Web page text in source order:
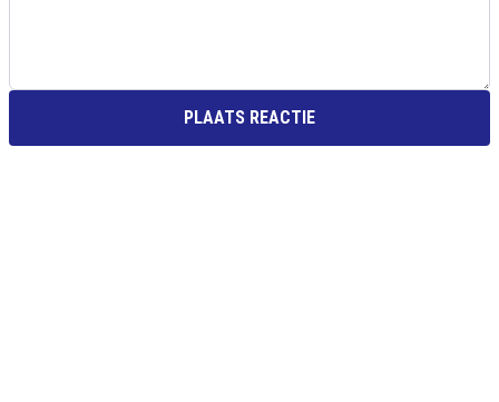
PLAATS REACTIE